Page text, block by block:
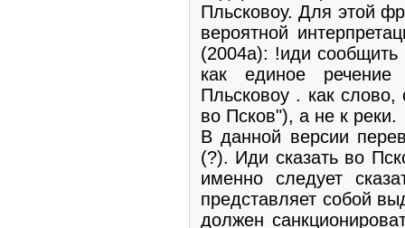
Пльсковоу. Для этой
вероятной
(2004а): !иди сообщить
как единое
Пльсковоу . как
во Псков"), а не к реки.
В данной версии
(?). Иди сказать во
именно следует
представляет собой
должен